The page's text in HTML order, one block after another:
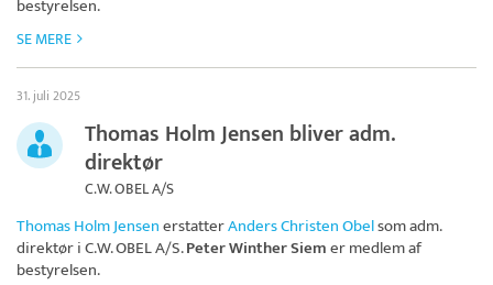
bestyrelsen.
SE MERE
31. juli 2025
Thomas Holm Jensen bliver adm.
direktør
C.W. OBEL A/S
Thomas Holm JensenerstatterAnders Christen Obelsom adm.
direktør iC.W. OBEL A/S.Peter Winther Siemer medlem af
bestyrelsen.